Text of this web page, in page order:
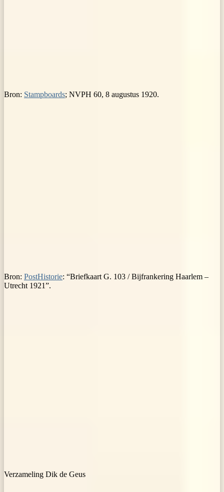
Bron: Stampboards; NVPH 60, 8 augustus 1920.
Bron: PostHistorie: “Briefkaart G. 103 / Bijfrankering Haarlem –
Utrecht 1921”.
Verzameling Dik de Geus